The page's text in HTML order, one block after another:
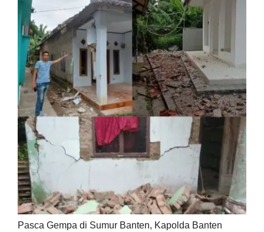
Pasca Gempa di Sumur Banten, Kapolda Banten